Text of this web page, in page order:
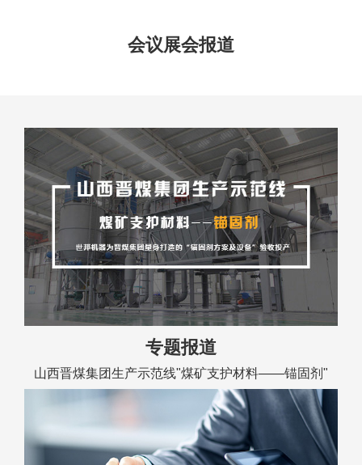
会议展会报道
专题报道
山西晋煤集团生产示范线"煤矿支护材料——锚固剂"